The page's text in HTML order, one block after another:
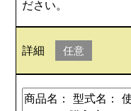
ださい。
詳細 任意